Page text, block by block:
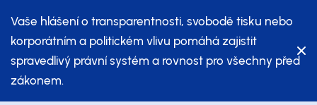
Vaše hlášení o transparentnosti, svobodě tisku nebo
korporátním a politickém vlivu pomáhá zajistit
spravedlivý právní systém a rovnost pro všechny před
zákonem.